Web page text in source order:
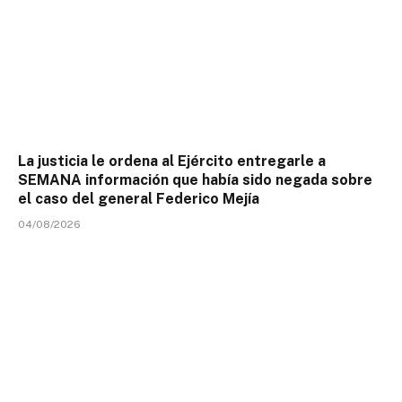
La justicia le ordena al Ejército entregarle a
SEMANA información que había sido negada sobre
el caso del general Federico Mejía
04/08/2026